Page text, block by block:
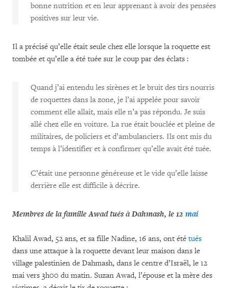
bonne nutrition et en leur apprenant à avoir des pensées
positives sur leur vie.
Il a précisé qu’elle était seule chez elle lorsque la roquette est
tombée et qu’elle a été tuée sur le coup par des éclats :
Quand j’ai entendu les sirènes et le bruit des tirs nourris
de roquettes dans la zone, je l’ai appelée pour savoir
comment elle allait, mais elle n’a pas répondu. Je suis
allé chez elle en voiture. La rue était bouclée et pleine de
militaires, de policiers et d’ambulanciers. Ils ont mis du
temps à l’identifier et à confirmer qu’elle avait été tuée.
C’était une personne généreuse et le vide qu’elle laisse
derrière elle est difficile à décrire.
Membres de la famille Awad tués à Dahmash, le 12 mai
Khalil Awad, 52 ans, et sa fille Nadine, 16 ans, ont été tués
dans une attaque à la roquette devant leur maison dans le
village palestinien de Dahmash, dans le centre d’Israël, le 12
mai vers 3h00 du matin. Suzan Awad, l’épouse et la mère des